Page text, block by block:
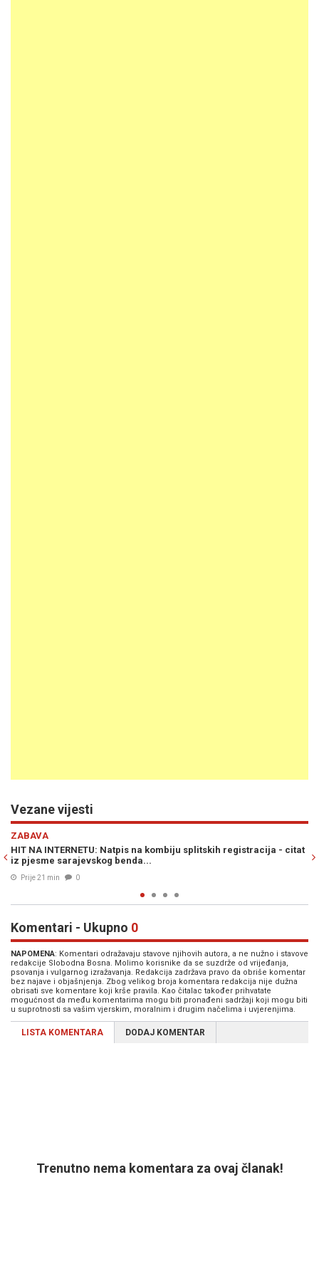
Vezane vijesti
- citat
ZABAVA
HIT NA INTERNETU: Natpis na fotografiji Milorada Dodika i
Cvijanović širi se društvenim mrežama...
05. Avg. 2026
Komentari - Ukupno 0
NAPOMENA: Komentari odražavaju stavove njihovih autora, a ne nužno i stavove
redakcije Slobodna Bosna. Molimo korisnike da se suzdrže od vrijeđanja,
psovanja i vulgarnog izražavanja. Redakcija zadržava pravo da obriše komentar
bez najave i objašnjenja. Zbog velikog broja komentara redakcija nije dužna
obrisati sve komentare koji krše pravila. Kao čitalac također prihvatate
mogućnost da među komentarima mogu biti pronađeni sadržaji koji mogu biti
u suprotnosti sa vašim vjerskim, moralnim i drugim načelima i uvjerenjima.
LISTA KOMENTARA DODAJ KOMENTAR
Trenutno nema komentara za ovaj članak!